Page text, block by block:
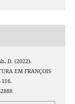
D. (2022).
EM FRANÇOIS